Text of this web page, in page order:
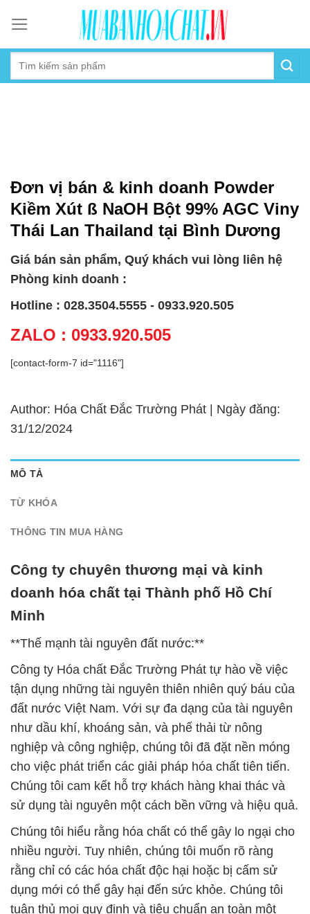
content
Đơn vị bán & kinh doanh Powder
Kiềm Xút ß NaOH Bột 99% AGC Viny
Thái Lan Thailand tại Bình Dương
Giá bán sản phẩm, Quý khách vui lòng liên hệ
Phòng kinh doanh :
Hotline : 028.3504.5555 - 0933.920.505
ZALO : 0933.920.505
[contact-form-7 id="1116"]
Author: Hóa Chất Đắc Trường Phát | Ngày đăng:
31/12/2024
MÔ TẢ
TỪ KHÓA
THÔNG TIN MUA HÀNG
Công ty chuyên thương mại và kinh
doanh hóa chất tại Thành phố Hồ Chí
Minh
**Thế mạnh tài nguyên đất nước:**
Công ty Hóa chất Đắc Trường Phát tự hào về việc
tận dụng những tài nguyên thiên nhiên quý báu của
đất nước Việt Nam. Với sự đa dạng của tài nguyên
như dầu khí, khoáng sản, và phế thải từ nông
nghiệp và công nghiệp, chúng tôi đã đặt nền móng
cho việc phát triển các giải pháp hóa chất tiên tiến.
Chúng tôi cam kết hỗ trợ khách hàng khai thác và
sử dụng tài nguyên một cách bền vững và hiệu quả.
Chúng tôi hiểu rằng hóa chất có thể gây lo ngại cho
nhiều người. Tuy nhiên, chúng tôi muốn rõ ràng
rằng chỉ có các hóa chất độc hại hoặc bị cấm sử
dụng mới có thể gây hại đến sức khỏe. Chúng tôi
tuân thủ mọi quy định và tiêu chuẩn an toàn một